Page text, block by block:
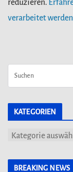
reduzieren.
verarbeitet
KATEGORIEN
K
BREAKING NEWS